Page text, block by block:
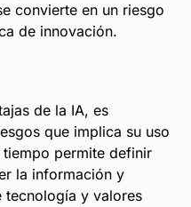
convierte en un riesgo
de innovación.
de la IA, es
que implica su uso
permite definir
la información y
tecnología y valores